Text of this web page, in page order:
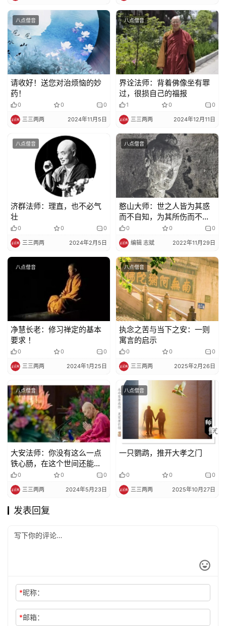
八点僧音
请收好！送您对治烦恼的妙
药！
0 0 0
三三两两 2024年11月5日
八点僧音
界诠法师：背着佛像坐有罪
过，很损自己的福报
1 0 0
三三两两 2024年12月11日
八点僧音
济群法师：理直，也不必气
壮
0 0 0
三三两两 2024年2月5日
八点僧音
憨山大师：世之人皆为其惑
而不自知，为其所伤而不知
痛0 0 0
编辑 志斌 2022年11月29日
八点僧音
净慧长老：修习禅定的基本
要求 ！
0 0 0
三三两两 2024年1月25日
八点僧音
执念之苦与当下之安：一则
寓言的启示
0 0 0
三三两两 2025年2月26日
八点僧音
大安法师：你没有这么一点
铁心肠，在这个世间还能出
得去吗？
0 0 0
三三两两 2024年5月23日
八点僧音
一只鹦鹉，推开大孝之门
0 0 0
三三两两 2025年10月27日
发表回复
*昵称：
*邮箱：